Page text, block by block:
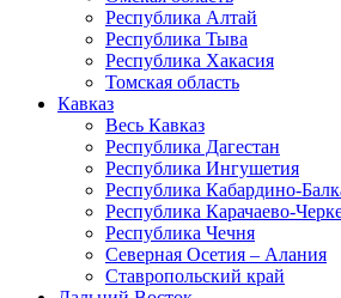
Республика Алтай
Республика Тыва
Республика Хакасия
Томская область
Кавказ
Весь Кавказ
Республика Дагестан
Республика Ингушетия
Республика Кабардино-
Республика Карачаево-
Республика Чечня
Северная Осетия – Алания
Ставропольский край